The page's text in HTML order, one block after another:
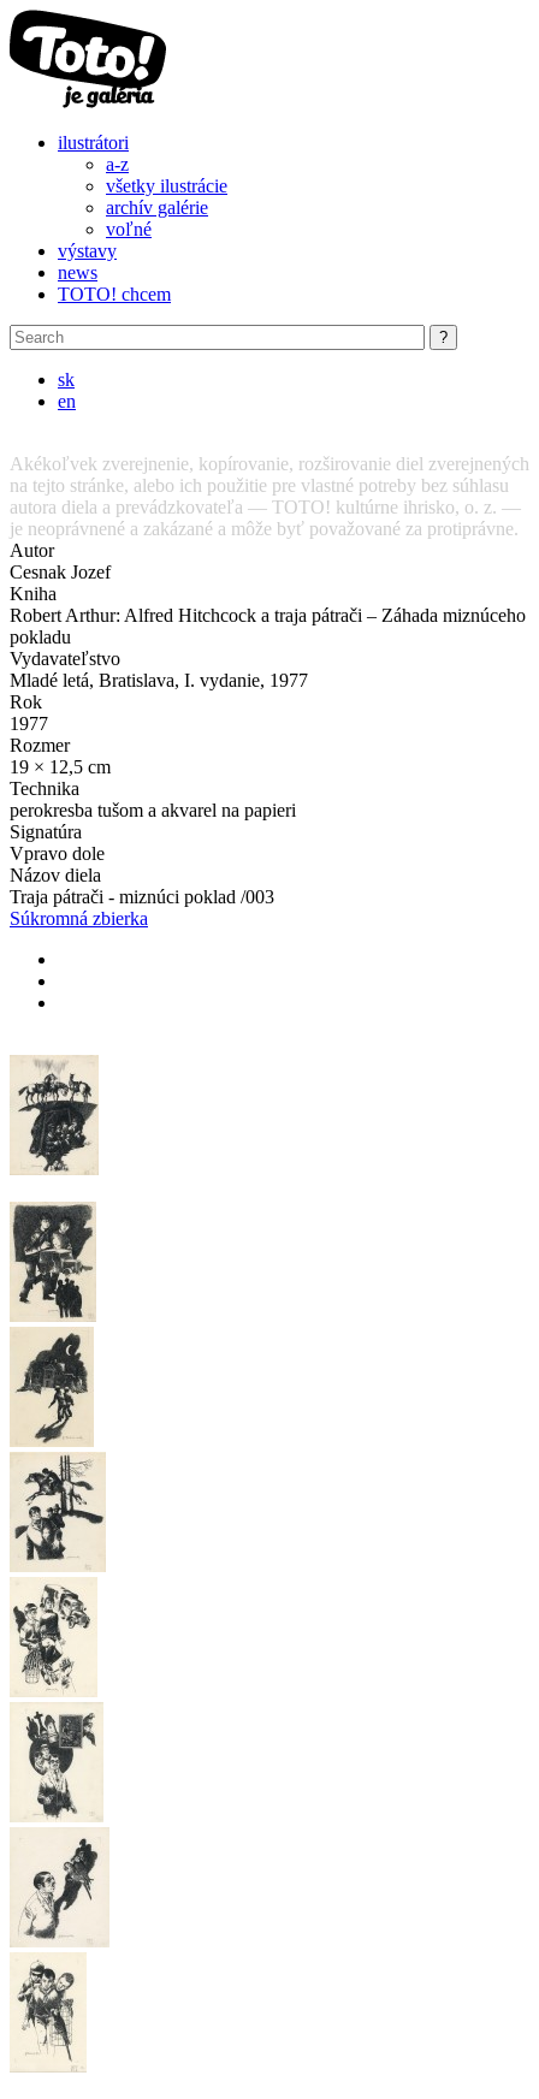
Skip to main content
ilustrátori
a-z
všetky ilustrácie
archív galérie
voľné
výstavy
news
TOTO! chcem
sk
en
Akékoľvek zverejnenie, kopírovanie, rozširovanie diel zverejnených
na tejto stránke, alebo ich použitie pre vlastné potreby bez súhlasu
autora diela a prevádzkovateľa — TOTO! kultúrne ihrisko, o. z. —
je neoprávnené a zakázané a môže byť považované za protiprávne.
Autor
Cesnak Jozef
Kniha
Robert Arthur: Alfred Hitchcock a traja pátrači – Záhada miznúceho
pokladu
Vydavateľstvo
Mladé letá, Bratislava, I. vydanie, 1977
Rok
1977
Rozmer
19 × 12,5 cm
Technika
perokresba tušom a akvarel na papieri
Signatúra
Vpravo dole
Názov diela
Traja pátrači - miznúci poklad /003
Súkromná zbierka